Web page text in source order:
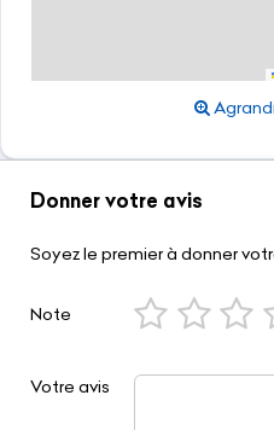
Donner votre avis
Soyez le premier à donner
Note
Votre avis